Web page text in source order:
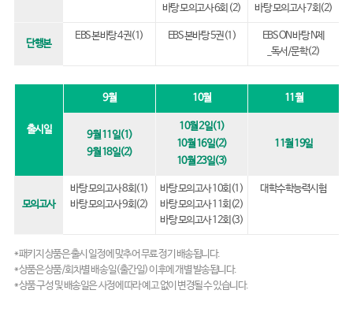
바탕 모의고사 6회 (2)
바탕 모의고사 7회(2)
단행본
EBS 본바탕 4권(1) EBS 본바탕 5권(1)
EBS ON 바탕 N제
_독서/문학(2)
출시일
9월 10월 11월
9월 11일(1)
9월 18일(2)
10월 2일(1)
10월 16일(2)
10월 23일(3)
11월 19일
모의고사
바탕 모의고사 8회(1)
바탕 모의고사 9회(2)
바탕 모의고사 10회(1)
바탕 모의고사 11회(2)
바탕 모의고사 12회(3)
대학수학능력시험
* 패키지 상품은 출시 일정에 맞추어 무료 정기 배송됩니다.
* 상품은 상품/회차별 배송일(출간일) 이후에 개별 발송됩니다.
* 상품 구성 및 배송일은 사정에 따라 예고 없이 변경될 수 있습니다.